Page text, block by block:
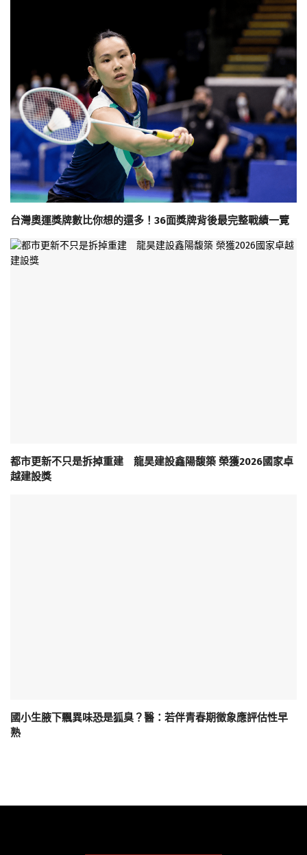
台灣奧運獎牌數比你想的還多！36面獎牌背後最完整戰績一覽
都市更新不只是拆掉重建 龍昊建設鑫陽馥築 榮獲2026國家卓
越建設獎
國小生腋下飄異味恐是狐臭？醫：若伴青春期徵象應評估性早
熟